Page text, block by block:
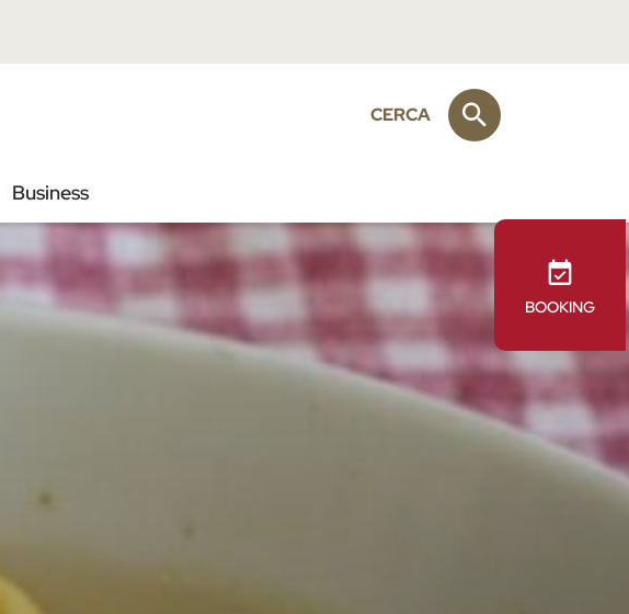
BOOKING
CERCA
Business